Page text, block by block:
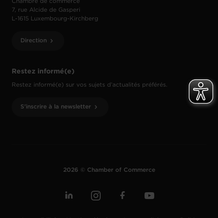
Restez informé(e)
Restez informé(e) sur vos sujets d’actualités préférés.
S'inscrire à la newsletter
Chambre de commerce
7, rue Alcide de Gasperi
L-1615 Luxembourg-Kirchberg
Direction
2026 © Chamber of Commerce